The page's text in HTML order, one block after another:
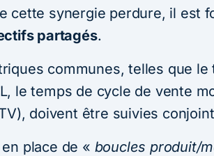
cette synergie perdure, il est
partagés.
communes, telles que le
le temps de cycle de vente
doivent être suivies
place de « boucles produit/